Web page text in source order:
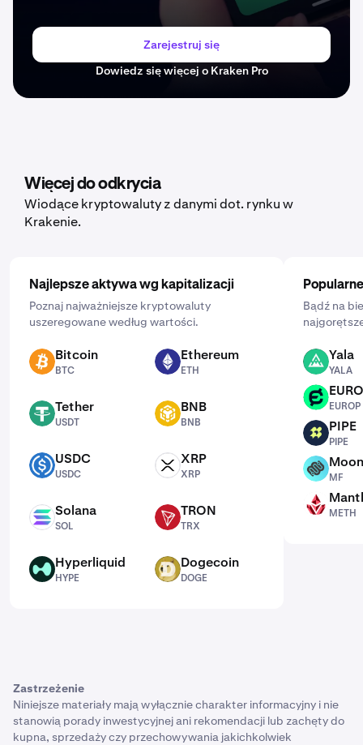
Zarejestruj się
Dowiedz się więcej o Kraken Pro
Więcej do odkrycia
Wiodące kryptowaluty z danymi dot. rynku w
Krakenie.
Najlepsze aktywa wg kapitalizacji
Poznaj najważniejsze kryptowaluty
uszeregowane według wartości.
BTC Bitcoin
BTC
ETH Ethereum
ETH
USDT Tether
USDT
BNB BNB
BNB
USDC USDC
USDC
XRP XRP
XRP
SOL Solana
SOL
TRX TRON
TRX
HYPE Hyperliquid
HYPE
DOGE Dogecoin
DOGE
Bądź na
YALA Yala
YALA
EUROP
EUROP
PIPE PIPE
PIPE
MF
MF
METH
METH
Zastrzeżenie
Niniejsze materiały mają wyłącznie charakter informacyjny i nie
stanowią porady inwestycyjnej ani rekomendacji lub zachęty do
kupna, sprzedaży czy przechowywania jakichkolwiek